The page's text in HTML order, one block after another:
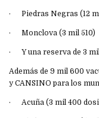
· Piedras Negras (12
· Monclova (3 mil 510)
· Y una reserva de 3 mil
Además de 9 mil 600
y CANSINO para los
· Acuña (3 mil 400